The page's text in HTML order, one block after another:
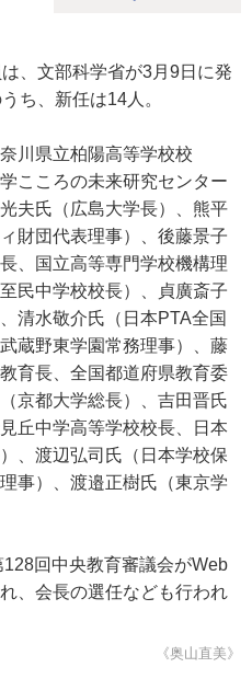
、文部科学省が3月9日に発
ち、新任は14人。
川県立柏陽高等学校校
こころの未来研究センター
夫氏（広島大学長）、熊平
財団代表理事）、後藤景子
、国立高等専門学校機構理
民中学校校長）、貞廣斎子
清水敬介氏（日本PTA全国
蔵野東学園常務理事）、藤
育長、全国都道府県教育委
京都大学総長）、吉田晋氏
丘中学高等学校校長、日本
、渡辺弘司氏（日本学校保
事）、渡邉正樹氏（東京学
回中央教育審議会がWeb
、会長の選任なども行われ
《奥山直美》